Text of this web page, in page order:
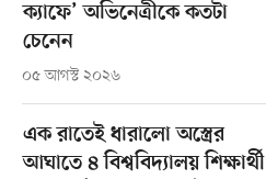
ক্যাফে’ অভিনেত্রীকে কতটা
চেনেন
০৫ আগস্ট ২০২৬
এক রাতেই ধারালো অস্ত্রের
আঘাতে ৪ বিশ্ববিদ্যালয় শিক্ষার্থী